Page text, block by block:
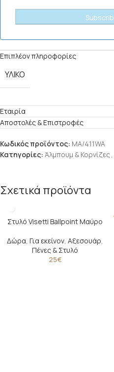
Επιπλέον πληροφορίες
ΥΛΙΚΌ
Εταιρία
Αποστολές & Επιστροφές
Κωδικός προϊόντος: ΜΑ/411WA
Κατηγορίες: Άλμπουμ & Κορνίζες,
Σχετικά προϊόντα
Στυλό Visetti Ballpoint Μαύρο
Δώρα, Για εκείνον, Αξεσουάρ,
Πένες & Στυλό
25€